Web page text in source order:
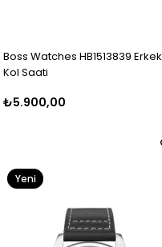
Boss Watches HB1513839 Erkek
Kol Saati
₺5.900,00
Yeni